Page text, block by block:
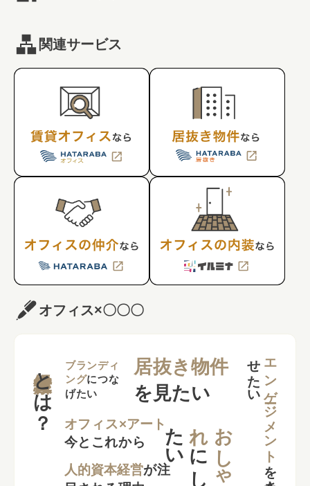
関連サービス
オフィス×〇〇〇
とは？
ブランディ
ングにつな
げたい
居抜き物件
を見たい
オフィス×アート
今とこれから
人的資本経営が注
お
し
ゃ
れ
に
し
た
い エンゲージメント
を
向上さ
せ
た
い